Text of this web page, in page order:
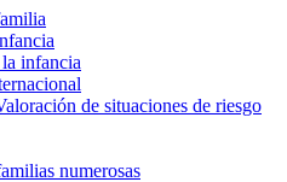
infancia
de situaciones de riesgo
numerosas